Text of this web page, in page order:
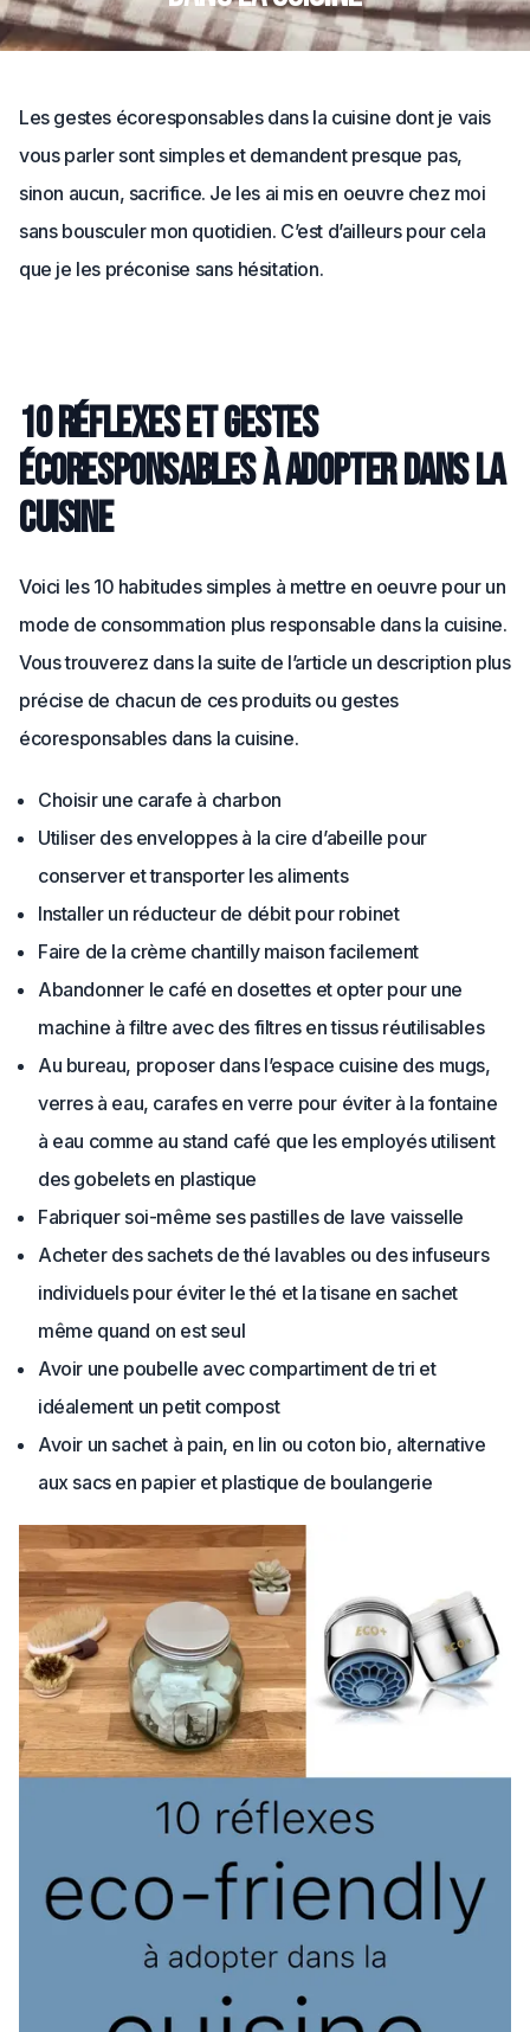
Les gestes écoresponsables dans la cuisine dont je vais
vous parler sont simples et demandent presque pas,
sinon aucun, sacrifice. Je les ai mis en oeuvre chez moi
sans bousculer mon quotidien. C’est d’ailleurs pour cela
que je les préconise sans hésitation.
10 réflexes et gestes
écoresponsables à adopter dans la
cuisine
Voici les 10 habitudes simples à mettre en oeuvre pour un
mode de consommation plus responsable dans la cuisine.
Vous trouverez dans la suite de l’article un description plus
précise de chacun de ces produits ou gestes
écoresponsables dans la cuisine.
Choisir une carafe à charbon
Utiliser des enveloppes à la cire d’abeille pour
conserver et transporter les aliments
Installer un réducteur de débit pour robinet
Faire de la crème chantilly maison facilement
Abandonner le café en dosettes et opter pour une
machine à filtre avec des filtres en tissus réutilisables
Au bureau, proposer dans l’espace cuisine des mugs,
verres à eau, carafes en verre pour éviter à la fontaine
à eau comme au stand café que les employés utilisent
des gobelets en plastique
Fabriquer soi-même ses pastilles de lave vaisselle
Acheter des sachets de thé lavables ou des infuseurs
individuels pour éviter le thé et la tisane en sachet
même quand on est seul
Avoir une poubelle avec compartiment de tri et
idéalement un petit compost
Avoir un sachet à pain, en lin ou coton bio, alternative
aux sacs en papier et plastique de boulangerie